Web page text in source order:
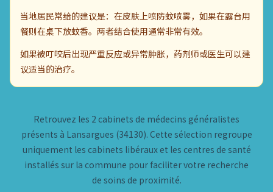
当地居民常给的建议是：在皮肤上喷防蚊喷雾，如果在露台用
餐则在桌下放蚊香。两者结合使用通常非常有效。
如果被叮咬后出现严重反应或异常肿胀，药剂师或医生可以建
议适当的治疗。
Retrouvez les 2 cabinets de médecins généralistes
présents à Lansargues (34130). Cette sélection regroupe
uniquement les cabinets libéraux et les centres de santé
installés sur la commune pour faciliter votre recherche
de soins de proximité.